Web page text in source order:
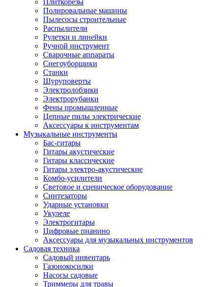
Плиткорезы
Полировальные машины
Пылесосы строительные
Распылители
Рулетки и линейки
Ручной инструмент
Сварочные аппараты
Снегоуборщики
Станки
Шуруповерты
Электролобзики
Электрорубанки
Фены промышленные
Цепные пилы электрические
Аксессуары к инструментам
Музыкальные инструменты
Бас-гитары
Гитары акустические
Гитары классические
Гитары электро-акустические
Комбо-усилители
Световое и сценическое оборудование
Синтезаторы
Ударные установки
Укулеле
Электрогитары
Цифровые пианино
Аксессуары для музыкальных инструментов
Садовая техника
Садовый инвентарь
Газонокосилки
Насосы садовые
Триммеры для травы